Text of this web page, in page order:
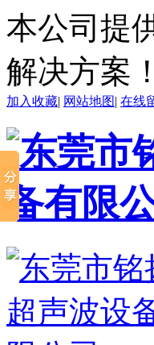
本公司提
解决方案！
加入收藏| 网站地图| 在线